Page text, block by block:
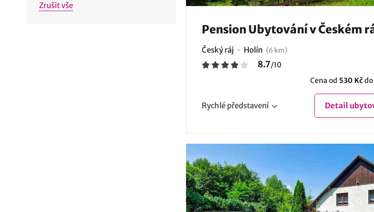
Zrušit vše
Pension Ubytování v Českém
Český ráj Holín (6 km)
8.7/10
Cena od 530 Kčdo
Rychlé představení Detail